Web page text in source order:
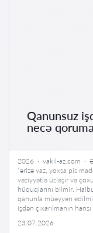
Qanunsuz
necə
2026 · vakil-az.com ·
“ərizə yaz, yoxsa pis
vəziyyətlə üzləşir və
hüquqlarını bilmir.
qanunla müəyyən
işdən çıxarılmanın
23.07.2026